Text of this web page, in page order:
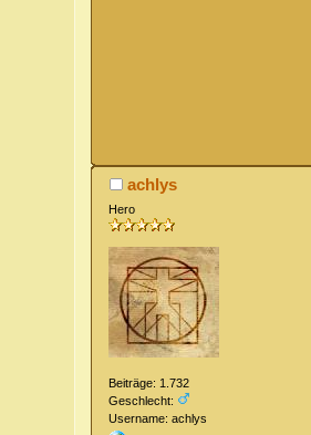
achlys
Hero
Beiträge: 1.732
Geschlecht:
Username: achlys